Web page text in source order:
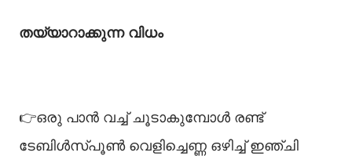
തയ്യാറാക്കുന്ന വിധം
👉ഒരു പാൻ വച്ച് ചൂടാകുമ്പോൾ രണ്ട്
ടേബിൾസ്പൂൺ വെളിച്ചെണ്ണ ഒഴിച്ച് ഇഞ്ചി